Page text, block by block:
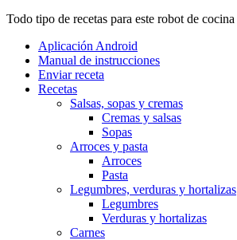
Todo tipo de recetas para este robot de cocina
Aplicación Android
Manual de instrucciones
Enviar receta
Recetas
Salsas, sopas y cremas
Cremas y salsas
Sopas
Arroces y pasta
Arroces
Pasta
Legumbres, verduras y hortalizas
Legumbres
Verduras y hortalizas
Carnes